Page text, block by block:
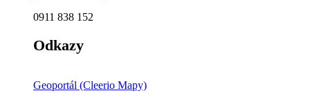
0911 838 152
Odkazy
Geoportál (Cleerio Mapy)